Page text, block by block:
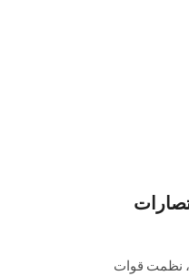
في الاحتفال بالذكرى 46 الانتصارات
أكتوبر المجيدة، نظمت قوات